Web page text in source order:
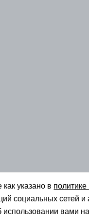
указано в
социальных сетей
вами